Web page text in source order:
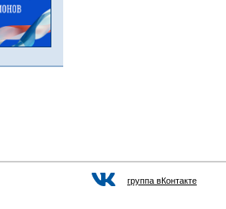
группа вКонтакте